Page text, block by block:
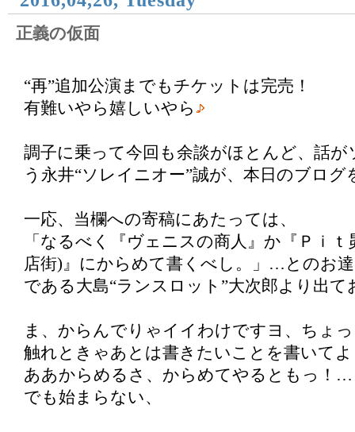
正義の仮面
“再”追加公演までもチケットは完売！
有難いやら嬉しいやら
調子に乗って今回も余談がほとんど、話
う永井“ソレイニオー”誠が、本日のブロ
一応、当欄への寄稿にあたっては、
「なるべく『ヴェニスの商人』か『Ｐｉ
店街)』にからめて書くべし。」…とのお
である大島“ランスロット”大次郎より出て
ま、からんでりゃイイわけですヨ、ちょ
触れときゃあとは書きたいことを書いて
ああからめるさ、からめてやるともっ！
でも始まらない、